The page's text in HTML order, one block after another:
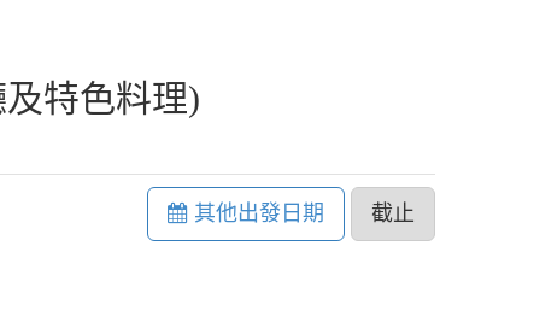
特色料理)
其他出發日期 截止